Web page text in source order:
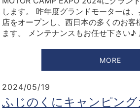
します。 昨年度グランドモーターは
店をオープンし、西日本の多くのお客
ます。 メンテナンスもお任せ下さい
MORE
2024/05/19
ふじのくにキャンピング